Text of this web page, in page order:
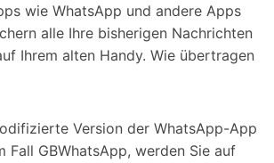
wie WhatsApp und andere Apps
alle Ihre bisherigen Nachrichten
Ihrem alten Handy. Wie übertragen
Version der WhatsApp-App
Fall GBWhatsApp, werden Sie auf